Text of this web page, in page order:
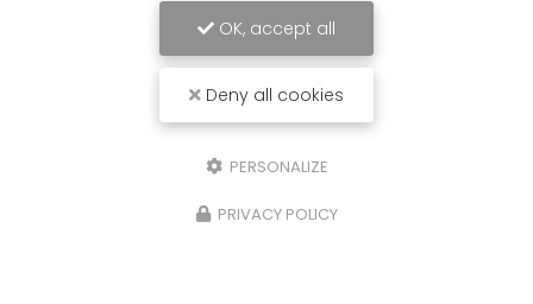
OK, accept all
Deny all cookies
PERSONALIZE
PRIVACY POLICY